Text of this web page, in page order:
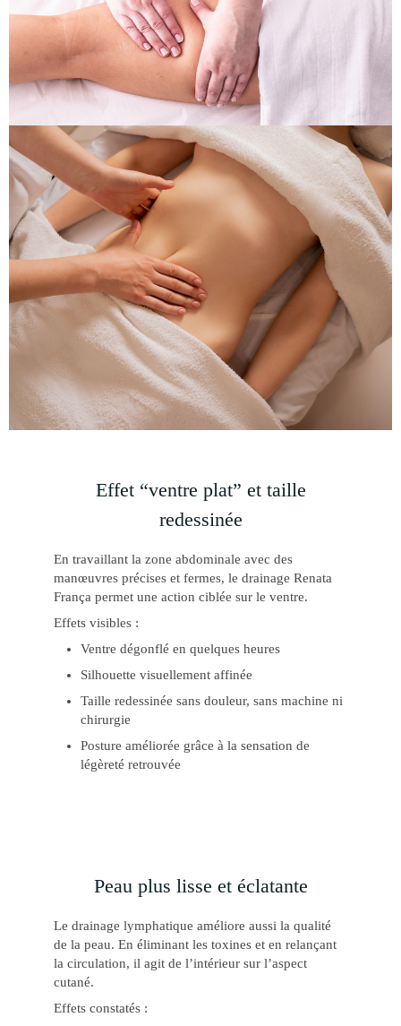
Effet “ventre plat” et taille
redessinée
En travaillant la zone abdominale avec des
manœuvres précises et fermes, le drainage Renata
França permet une action ciblée sur le ventre.
Effets visibles :
Ventre dégonflé en quelques heures
Silhouette visuellement affinée
Taille redessinée sans douleur, sans machine ni
chirurgie
Posture améliorée grâce à la sensation de
légèreté retrouvée
Peau plus lisse et éclatante
Le drainage lymphatique améliore aussi la qualité
de la peau. En éliminant les toxines et en relançant
la circulation, il agit de l’intérieur sur l’aspect
cutané.
Effets constatés :